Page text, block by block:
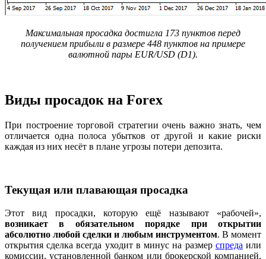
Максимальная просадка достигла 173 пунктов перед
получением прибыли в размере 448 пунктов на примере
валютной пары EUR/USD (D1).
Виды просадок на Forex
При построение торговой стратегии очень важно знать, чем
отличается одна полоса убытков от другой и какие риски
каждая из них несёт в плане угрозы потери депозита.
Текущая или плавающая просадка
Этот вид просадки, которую ещё называют «рабочей»,
возникает в обязательном порядке при открытии
абсолютно любой сделки и любым инструментом. В момент
открытия сделка всегда уходит в минус на размер спреда или
комиссии, установленной банком или брокерской компанией,